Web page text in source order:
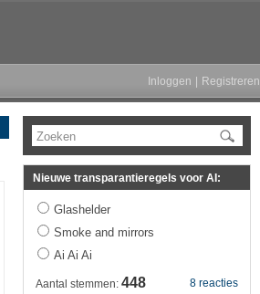
Inloggen Registreren
Zoeken
Nieuwe transparantieregels voor AI:
Glashelder
Smoke and mirrors
Ai Ai Ai
8 reacties
Aantal stemmen: 448